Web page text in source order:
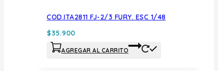
COD.ITA2811 FJ-2/3 FURY. ESC 1/48
$35.900
AGREGAR AL CARRITO